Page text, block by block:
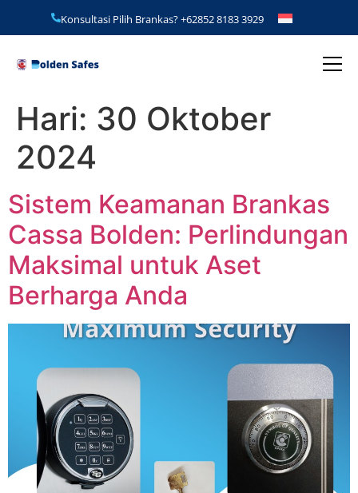
Konsultasi Pilih Brankas?+62852 8183 3929
Hari: 30 Oktober
2024
Sistem Keamanan Brankas
Cassa Bolden: Perlindungan
Maksimal untuk Aset
Berharga Anda